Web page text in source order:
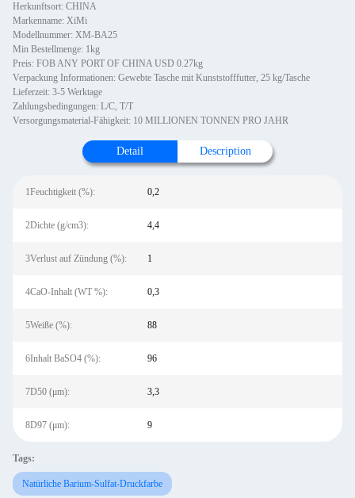
Herkunftsort: CHINA
Markenname: XiMi
Modellnummer: XM-BA25
Min Bestellmenge: 1kg
Preis: FOB ANY PORT OF CHINA USD 0.27kg
Verpackung Informationen: Gewebte Tasche mit Kunststofffutter, 25 kg/Tasche
Lieferzeit: 3-5 Werktage
Zahlungsbedingungen: L/C, T/T
Versorgungsmaterial-Fähigkeit: 10 MILLIONEN TONNEN PRO JAHR
Detail Description
1Feuchtigkeit (%): 0,2
2Dichte (g/cm3): 4,4
3Verlust auf Zündung (%): 1
4CaO-Inhalt (WT %): 0,3
5Weiße (%): 88
6Inhalt BaSO4 (%): 96
7D50 (μm): 3,3
8D97 (μm): 9
Tags:
Natürliche Barium-Sulfat-Druckfarbe